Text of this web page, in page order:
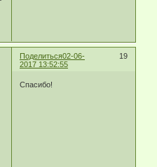
Поделиться 19
02-06-
2017 13:52:55
Спасибо!